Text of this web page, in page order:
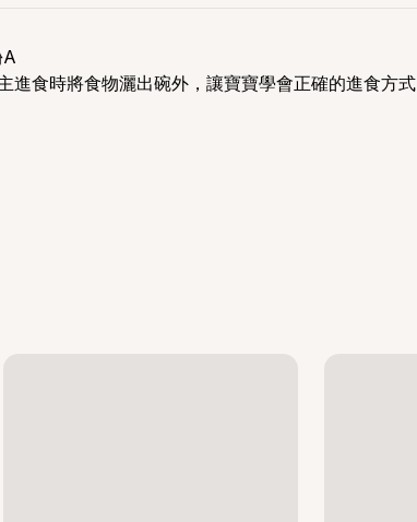
進食時將食物灑出碗外，讓寶寶學會正確的進食方式